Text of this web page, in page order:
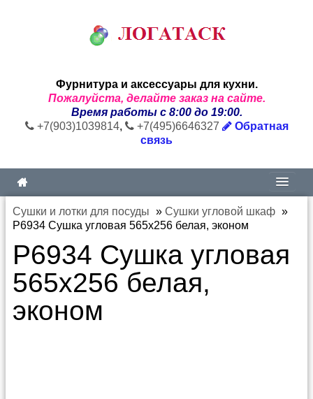
Фурнитура и аксессуары для кухни.
Пожалуйста, делайте заказ на сайте.
Время работы с 8:00 до 19:00.
+7(903)1039814, +7(495)6646327
Обратная
связь
Сушки и лотки для посуды » Сушки угловой шкаф »
P6934 Сушка угловая 565х256 белая, эконом
P6934 Сушка угловая
565х256 белая,
эконом